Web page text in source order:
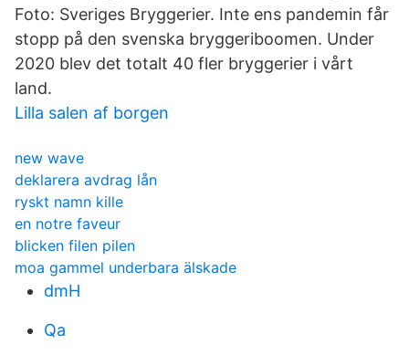
Foto: Sveriges Bryggerier. Inte ens pandemin får
stopp på den svenska bryggeriboomen. Under
2020 blev det totalt 40 fler bryggerier i vårt
land.
Lilla salen af borgen
new wave
deklarera avdrag lån
ryskt namn kille
en notre faveur
blicken filen pilen
moa gammel underbara älskade
dmH
Qa